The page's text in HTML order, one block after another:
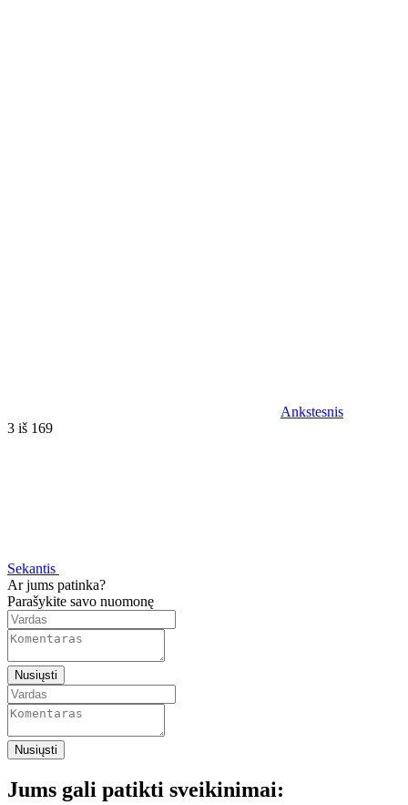
Ankstesnis
3 iš 169
Sekantis
Ar jums patinka?
Parašykite savo nuomonę
Nusiųsti
Nusiųsti
Jums gali patikti sveikinimai: